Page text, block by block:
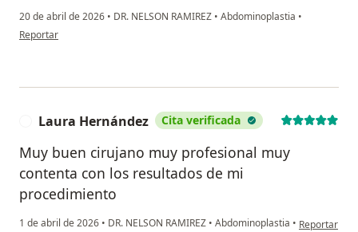
20 de abril de 2026 • DR. NELSON RAMIREZ • Abdominoplastia •
en opinión del usuario M.A
Reportar
Laura Hernández Cita verificada
Muy buen cirujano muy profesional muy
contenta con los resultados de mi
procedimiento
1 de abril de 2026 • DR. NELSON RAMIREZ • Abdominoplastia • en opinión
Reportar